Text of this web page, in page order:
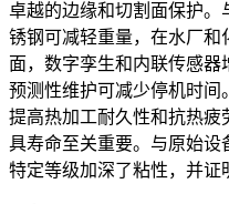
卓越的边缘和切割面保护。
锈钢可减轻重量，在水厂和
面，数字孪生和内联传感器
预测性维护可减少停机时间
提高热加工耐久性和抗热
具寿命至关重要。与原始设
特定等级加深了粘性，并证